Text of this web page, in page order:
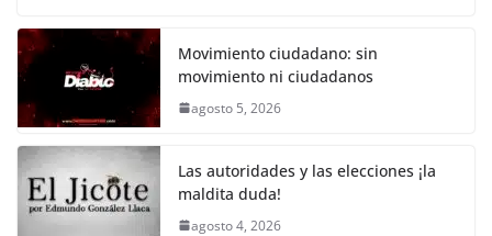
k
c
e
b
o
o
k
itt
er s
A
p
y
Li
k
gr
a
e
Movimiento ciudadano: sin
movimiento ni ciudadanos
agosto 5, 2026
Las autoridades y las elecciones ¡la
maldita duda!
agosto 4, 2026